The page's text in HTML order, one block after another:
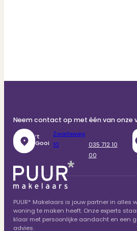
Neem contact op met één van onze
‘t
Gooi
Zwarteweg
10
035 712 10
00
PUUR* Makelaars is jouw partner in alles
woning te maken heeft. Onze experts
klaar met persoonlijke aandacht en een
advies.